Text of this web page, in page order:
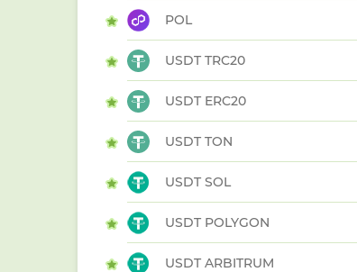
POL
USDT TRC20
USDT ERC20
USDT TON
USDT SOL
USDT POLYGON
USDT ARBITRUM